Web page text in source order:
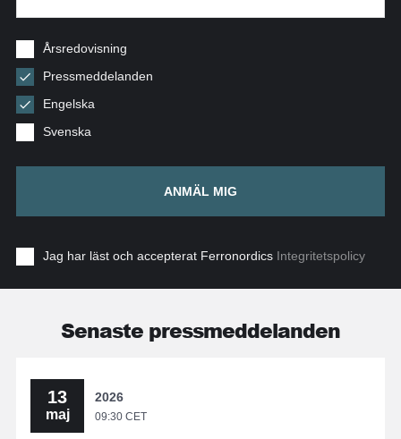
Årsredovisning
Pressmeddelanden
Engelska
Svenska
ANMÄL MIG
Jag har läst och accepterat Ferronordics Integritetspolicy
Senaste pressmeddelanden
13
maj
2026
09:30 CET